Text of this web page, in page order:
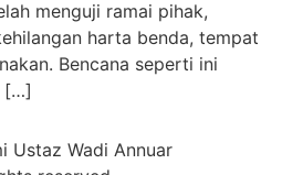
menguji ramai pihak,
harta benda, tempat
Bencana seperti ini
[…]
Ustaz Wadi Annuar